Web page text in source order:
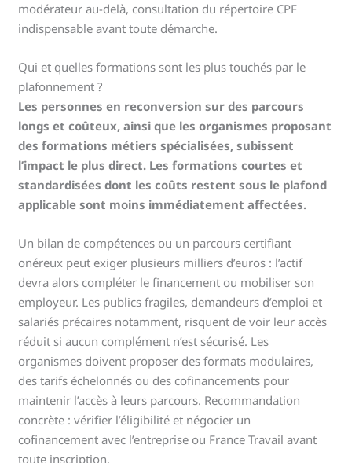
modérateur au-delà, consultation du répertoire CPF
indispensable avant toute démarche.
Qui et quelles formations sont les plus touchés par le
plafonnement ?
Les personnes en reconversion sur des parcours
longs et coûteux, ainsi que les organismes proposant
des formations métiers spécialisées, subissent
l’impact le plus direct. Les formations courtes et
standardisées dont les coûts restent sous le plafond
applicable sont moins immédiatement affectées.
Un bilan de compétences ou un parcours certifiant
onéreux peut exiger plusieurs milliers d’euros : l’actif
devra alors compléter le financement ou mobiliser son
employeur. Les publics fragiles, demandeurs d’emploi et
salariés précaires notamment, risquent de voir leur accès
réduit si aucun complément n’est sécurisé. Les
organismes doivent proposer des formats modulaires,
des tarifs échelonnés ou des cofinancements pour
maintenir l’accès à leurs parcours. Recommandation
concrète : vérifier l’éligibilité et négocier un
cofinancement avec l’entreprise ou France Travail avant
toute inscription.